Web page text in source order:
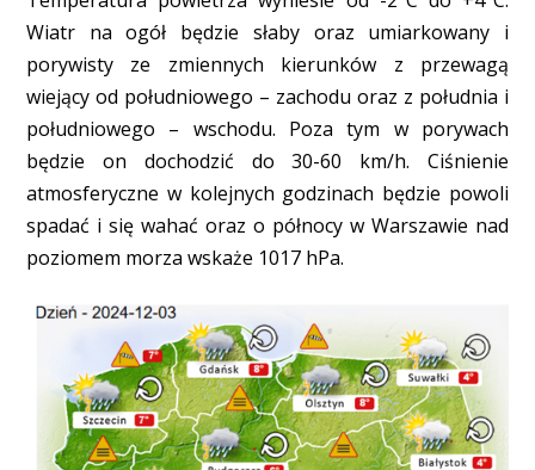
Wiatr na ogół będzie słaby oraz umiarkowany i
porywisty ze zmiennych kierunków z przewagą
wiejący od południowego – zachodu oraz z południa i
południowego – wschodu. Poza tym w porywach
będzie on dochodzić do 30-60 km/h. Ciśnienie
atmosferyczne w kolejnych godzinach będzie powoli
spadać i się wahać oraz o północy w Warszawie nad
poziomem morza wskaże 1017 hPa.